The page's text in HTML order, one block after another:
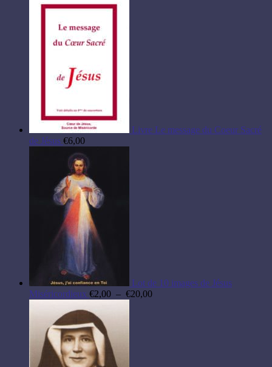
Livre Le message du Coeur Sacré
de Jésus €6,00
Lot de 10 images de Jésus
Miséricordieux €2,00 – €20,00Plage